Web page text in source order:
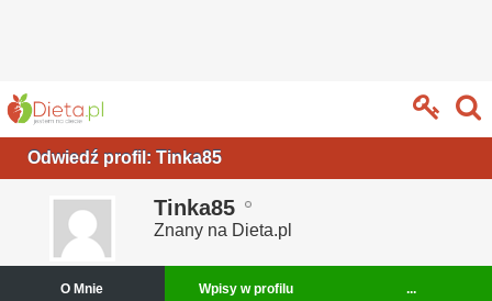
Odwiedź profil: Tinka85
Tinka85
Znany na Dieta.pl
O Mnie Wpisy w profilu ...